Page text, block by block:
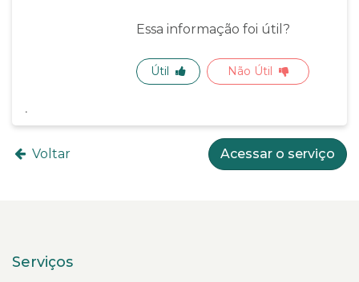
Essa informação foi útil?
Útil Não Útil
Voltar Acessar o serviço
Serviços